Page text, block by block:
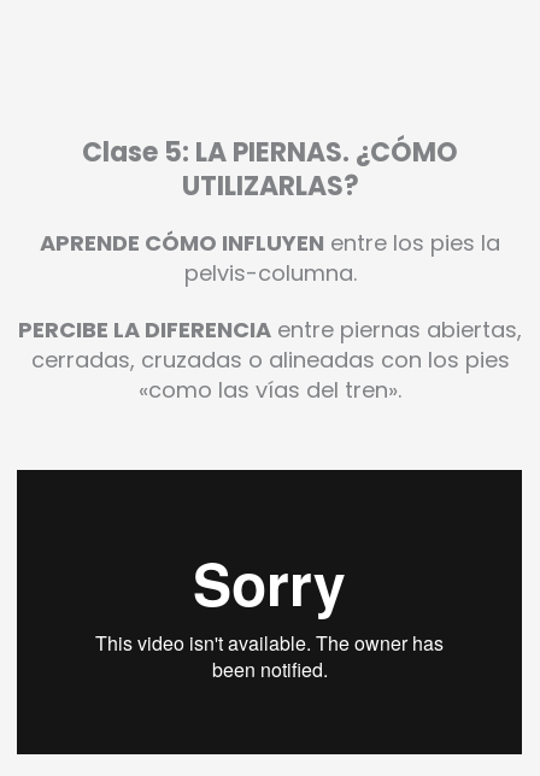
Clase 5: LA PIERNAS. ¿CÓMO
UTILIZARLAS?
APRENDE CÓMO INFLUYEN entre los pies la
pelvis-columna.
PERCIBE LA DIFERENCIA entre piernas abiertas,
cerradas, cruzadas o alineadas con los pies
«como las vías del tren».